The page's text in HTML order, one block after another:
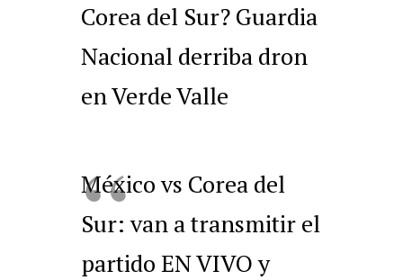
Corea del Sur? Guardia
Nacional derriba dron
en Verde Valle
México vs Corea del
Sur: van a transmitir el
partido EN VIVO y